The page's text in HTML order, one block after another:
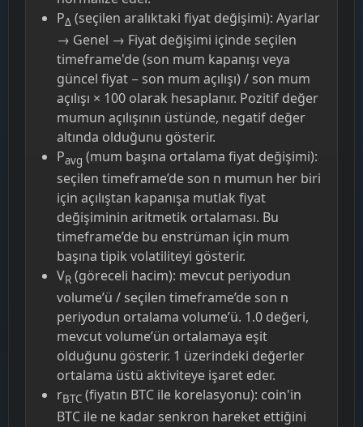
PΔ (seçilen aralıktaki fiyat değişimi): Ayarlar
→ Genel → Fiyat değişimi içinde seçilen
timeframe'de (son mum kapanışı veya
güncel fiyat − son mum açılışı) / son mum
açılışı × 100 olarak hesaplanır. Pozitif değer
mumun açılışının üstünde, negatif değer
altında olduğunu gösterir.
Pavg (mum başına ortalama fiyat değişimi):
seçilen timeframe’de son n mumun her biri
için açılıştan kapanışa mutlak fiyat
değişiminin aritmetik ortalaması. Bu
timeframe’de bu enstrüman için mum
başına tipik volatiliteyi gösterir.
VR (göreceli hacim): mevcut periyodun
volume’ü / seçilen timeframe’de son n
periyodun ortalama volume’ü. 1.0 değeri,
mevcut volume’ün ortalamaya eşit
olduğunu gösterir. 1 üzerindeki değerler
ortalama üstü aktiviteye işaret eder.
rBTC (fiyatın BTC ile korelasyonu): coin'in
BTC ile ne kadar senkron hareket ettiğini